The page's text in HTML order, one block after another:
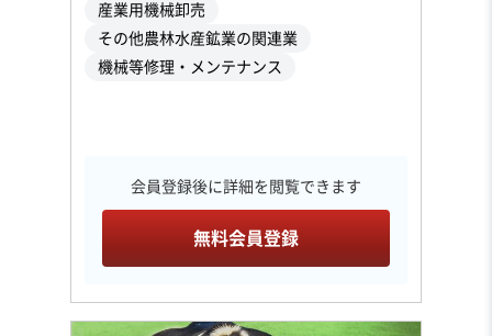
産業用機械卸売
その他農林水産鉱業の関連業
機械等修理・メンテナンス
会員登録後に詳細を閲覧できます
無料会員登録